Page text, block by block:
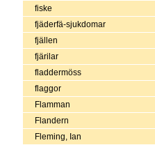
fiske
fjäderfä-sjukdomar
fjällen
fjärilar
fladdermöss
flaggor
Flamman
Flandern
Fleming, Ian